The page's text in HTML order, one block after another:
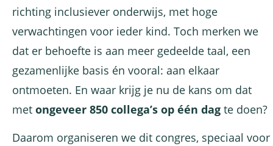
richting inclusiever onderwijs, met hoge
verwachtingen voor ieder kind. Toch merken we
dat er behoefte is aan meer gedeelde taal, een
gezamenlijke basis én vooral: aan elkaar
ontmoeten. En waar krijg je nu de kans om dat
met ongeveer 850 collega’s op één dag te doen?
Daarom organiseren we dit congres, speciaal voor